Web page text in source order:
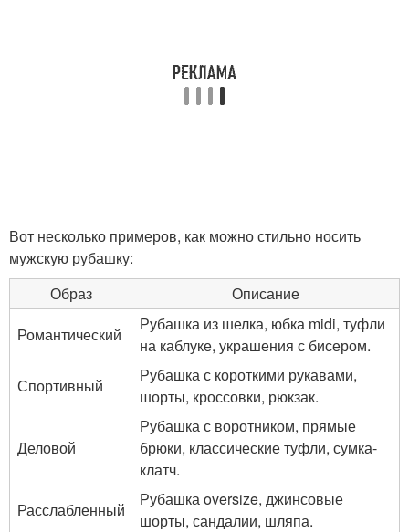
Вот несколько примеров, как можно стильно носить
мужскую рубашку:
Образ
Описание
Романтический
Рубашка из шелка, юбка midi, туфли
на каблуке, украшения с бисером.
Спортивный
Рубашка с короткими рукавами,
шорты, кроссовки, рюкзак.
Деловой
Рубашка с воротником, прямые
брюки, классические туфли, сумка-
клатч.
Расслабленный
Рубашка oversize, джинсовые
шорты, сандалии, шляпа.